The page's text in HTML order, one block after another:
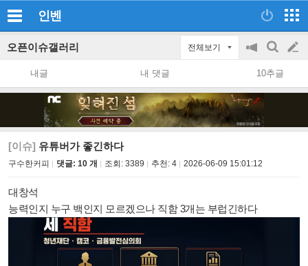
인벤
오픈이슈갤러리 전체보기
공
지
on/off
검
색
글
쓰
내글 내 댓글 10추글
[이슈] 유튜버가 좋긴하다
구수한커피 댓글: 10 개 조회: 3389 추천: 4 2026-06-09 15:01:12
대창석
능력인지 누구 백인지 모르겠으나 직함 3개는 부럽긴하다